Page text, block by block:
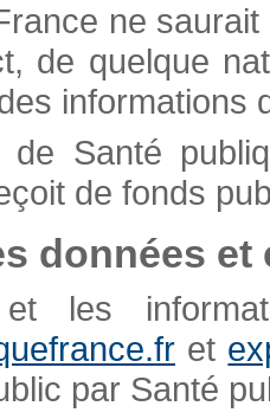
ne
de quelque
informations
Santé
de fonds
données et
les
et
par Santé